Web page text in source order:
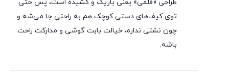
طراحی «قلمی» یعنی باریک و کشیده است، پس حتی
توی کیف‌های دستی کوچک هم به راحتی جا می‌شه و
چون نشتی نداره، خیالت بابت گوشی و مدارکت راحت
باشه.